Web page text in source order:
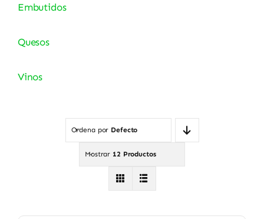
Embutidos
Quesos
Vinos
Ordena por Defecto
Mostrar 12 Productos